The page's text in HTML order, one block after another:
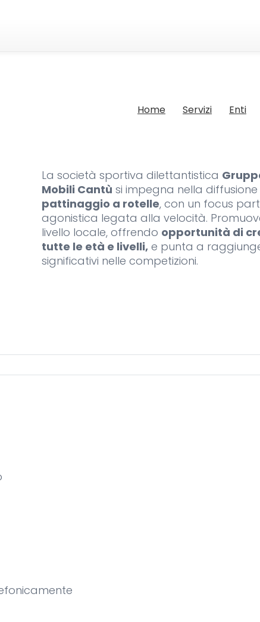
Home Servizi Enti
La società sportiva dilettantistica
Mobili Cantù si impegna nella
pattinaggio a rotelle, con un focus
agonistica legata alla velocità.
livello locale, offrendo opportunità di
tutte le età e livelli, e punta a
significativi nelle competizioni.